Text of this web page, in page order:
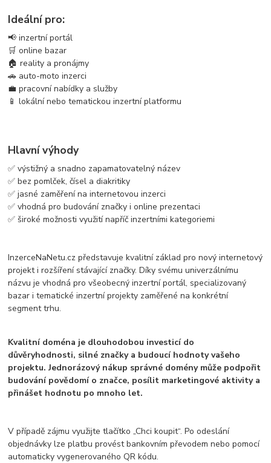
Ideální pro:
📢 inzertní portál
🛒 online bazar
🏠 reality a pronájmy
🚗 auto-moto inzerci
💼 pracovní nabídky a služby
📱 lokální nebo tematickou inzertní platformu
Hlavní výhody
✅ výstižný a snadno zapamatovatelný název
✅ bez pomlček, čísel a diakritiky
✅ jasné zaměření na internetovou inzerci
✅ vhodná pro budování značky i online prezentaci
✅ široké možnosti využití napříč inzertními kategoriemi
InzerceNaNetu.cz představuje kvalitní základ pro nový internetový
projekt i rozšíření stávající značky. Díky svému univerzálnímu
názvu je vhodná pro všeobecný inzertní portál, specializovaný
bazar i tematické inzertní projekty zaměřené na konkrétní
segment trhu.
Kvalitní doména je dlouhodobou investicí do
důvěryhodnosti, silné značky a budoucí hodnoty vašeho
projektu. Jednorázový nákup správné domény může podpořit
budování povědomí o značce, posílit marketingové aktivity a
přinášet hodnotu po mnoho let.
V případě zájmu využijte tlačítko „Chci koupit“. Po odeslání
objednávky lze platbu provést bankovním převodem nebo pomocí
automaticky vygenerovaného QR kódu.